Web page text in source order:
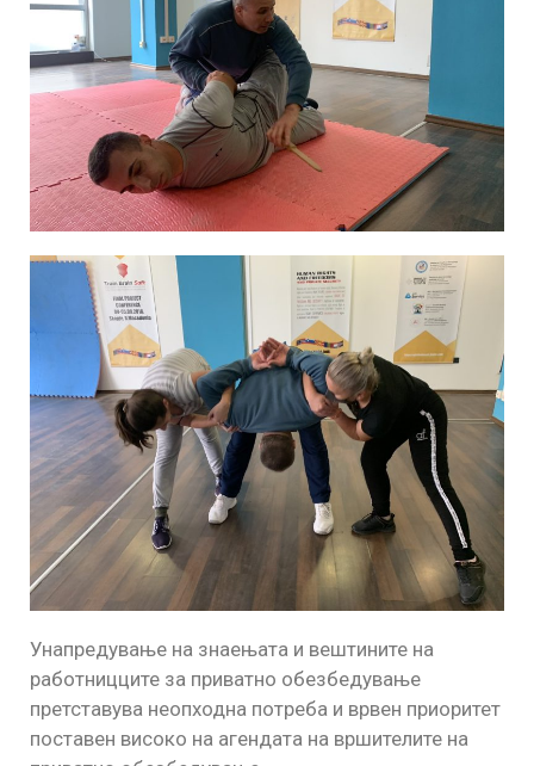
Унапредување на знаењата и вештините на
работницците за приватно обезбедување
претставува неопходна потреба и врвен приоритет
поставен високо на агендата на вршителите на